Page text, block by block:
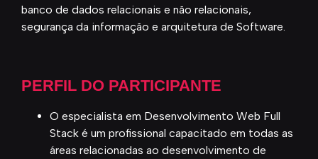
banco de dados relacionais e não relacionais,
segurança da informação e arquitetura de Software.
PERFIL DO PARTICIPANTE
O especialista em Desenvolvimento Web Full
Stack é um profissional capacitado em todas as
áreas relacionadas ao desenvolvimento de